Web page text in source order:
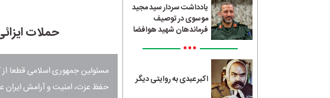
یادداشت سردار سید مجید
موسوی در توصیف
فرماندهان شهید هوافضا
•••
اکبر عبدی به روایتی دیگر
حملات
مسئولین جمهوری اسلامی قطعا
حفظ عزت، امنیت و آرامش ایران